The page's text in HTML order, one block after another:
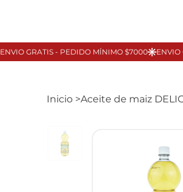
Inicio >Aceite de maiz